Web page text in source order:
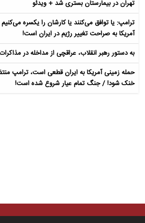
تهران در بیمارستان بستری شد + ویدئو
ترامپ: یا توافق می‌کنند یا کارشان را یکسره
آمریکا به صراحت تغییر رژیم در ایران است!
به دستور رهبر انقلاب، عراقچی از مداخله در
حمله زمینی آمریکا به ایران قطعی است، ترامپ
خنک شود! / جنگ تمام عیار شروع شده است!